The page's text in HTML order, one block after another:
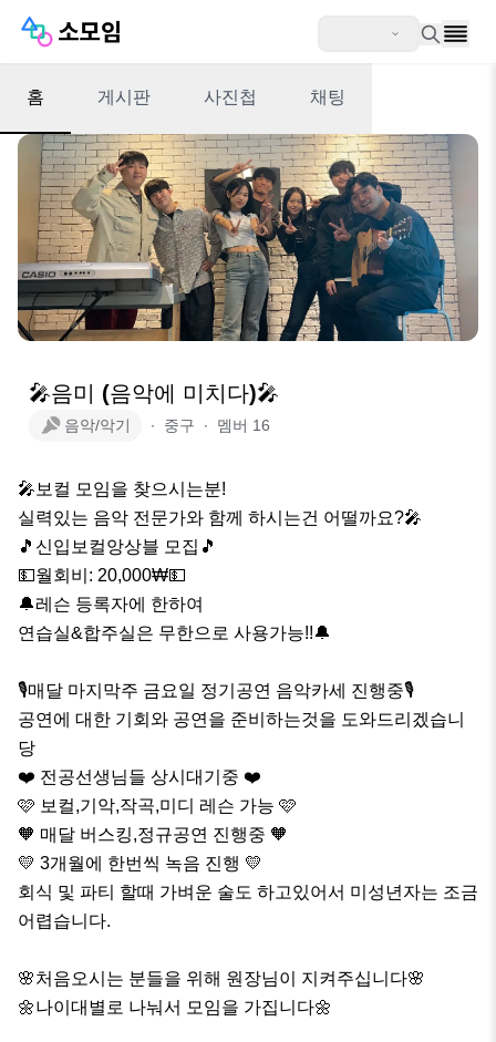
홈 게시판 사진첩 채팅
🎤음미 (음악에 미치다)🎤
음악/악기 ∙ 중구 ∙ 멤버 16
🎤보컬 모임을 찾으시는분!
실력있는 음악 전문가와 함께 하시는건 어떨까요?🎤
🎵신입보컬앙상블 모집🎵
💵월회비: 20,000₩💵
🔔레슨 등록자에 한하여
연습실&합주실은 무한으로 사용가능!!🔔
🎙매달 마지막주 금요일 정기공연 음악카세 진행중🎙
공연에 대한 기회와 공연을 준비하는것을 도와드리겠습니
당
❤️ 전공선생님들 상시대기중 ❤️
🩷 보컬,기악,작곡,미디 레슨 가능 🩷
🧡 매달 버스킹,정규공연 진행중 🧡
💛 3개월에 한번씩 녹음 진행 💛
회식 및 파티 할때 가벼운 술도 하고있어서 미성년자는 조금
어렵습니다.
🌸처음오시는 분들을 위해 원장님이 지켜주십니다🌸
🌼나이대별로 나눠서 모임을 가집니다🌼